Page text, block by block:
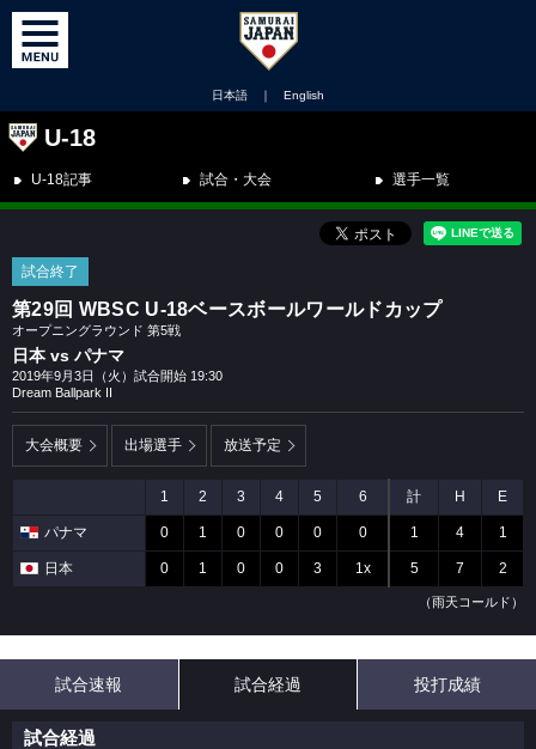
日本語 ｜ English
U-18
U-18記事 試合・大会 選手一覧
試合終了
第29回 WBSC U-18ベースボールワールドカップ
オープニングラウンド 第5戦
日本 vs パナマ
2019年9月3日（火）試合開始 19:30
Dream Ballpark II
大会概要 出場選手 放送予定
1 2 3 4 5 6 計 H E
パナマ 0 1 0 0 0 0 1 4 1
日本 0 1 0 0 3 1x 5 7 2
（雨天コールド）
試合速報 試合経過 投打成績
試合経過